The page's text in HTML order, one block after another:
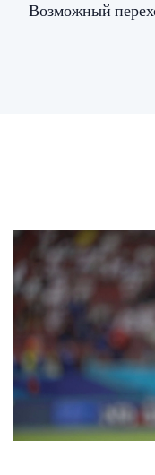
Возможный